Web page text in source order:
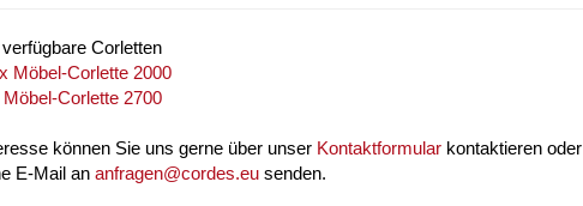
Corletten
Möbel-Corlette 2000
Corlette 2700
können Sie uns gerne über unser Kontaktformularkontaktieren oder
E-Mail an anfragen@cordes.eusenden.